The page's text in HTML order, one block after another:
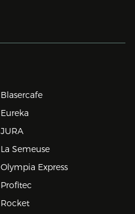
Blasercafe
Eureka
JURA
La Semeuse
Olympia Express
Profitec
Rocket